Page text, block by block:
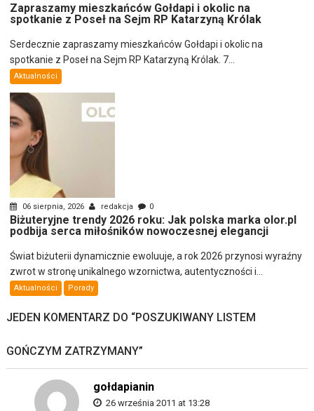
Zapraszamy mieszkańców Gołdapi i okolic na
spotkanie z Poseł na Sejm RP Katarzyną Królak
Serdecznie zapraszamy mieszkańców Gołdapi i okolic na
spotkanie z Poseł na Sejm RP Katarzyną Królak. 7...
Aktualności
06 sierpnia, 2026 redakcja 0
Biżuteryjne trendy 2026 roku: Jak polska marka olor.pl
podbija serca miłośników nowoczesnej elegancji
Świat biżuterii dynamicznie ewoluuje, a rok 2026 przynosi wyraźny
zwrot w stronę unikalnego wzornictwa, autentyczności i...
Aktualności Porady
JEDEN KOMENTARZ DO “POSZUKIWANY LISTEM
GOŃCZYM ZATRZYMANY”
gołdapianin
26 września 2011 at 13:28